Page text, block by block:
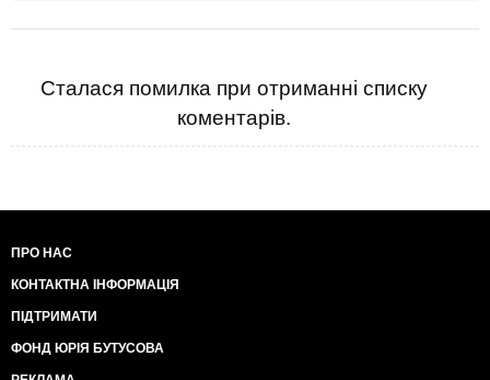
Сталася помилка при отриманні списку
коментарів.
ПРО НАС
КОНТАКТНА ІНФОРМАЦІЯ
ПІДТРИМАТИ
ФОНД ЮРІЯ БУТУСОВА